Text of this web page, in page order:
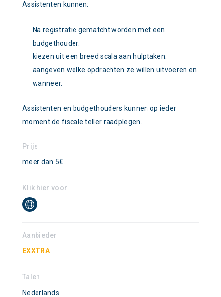
Assistenten kunnen:
Na registratie gematcht worden met een
budgethouder.
kiezen uit een breed scala aan hulptaken.
aangeven welke opdrachten ze willen uitvoeren en
wanneer.
Assistenten en budgethouders kunnen op ieder
moment de fiscale teller raadplegen.
Prijs
meer dan 5€
Klik hier voor
Aanbieder
EXXTRA
Talen
Nederlands